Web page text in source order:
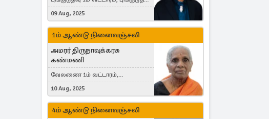
India, Lausanne, Switzerland
09 Aug, 2025
1ம் ஆண்டு நினைவஞ்சலி
அமரர் திருநாவுக்கரசு
கண்மணி
வேலணை 1ம் வட்டாரம்,
மண்கும்பான் மேற்கு, Liestal,
Switzerland
10 Aug, 2025
4ம் ஆண்டு நினைவஞ்சலி